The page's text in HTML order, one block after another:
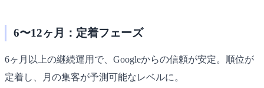
6〜12ヶ月：定着フェーズ
6ヶ月以上の継続運用で、Googleからの信頼が安定。順位が
定着し、月の集客が予測可能なレベルに。